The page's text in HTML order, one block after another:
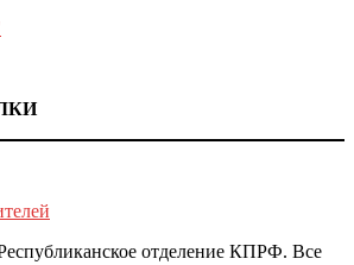
отделение КПРФ. Все